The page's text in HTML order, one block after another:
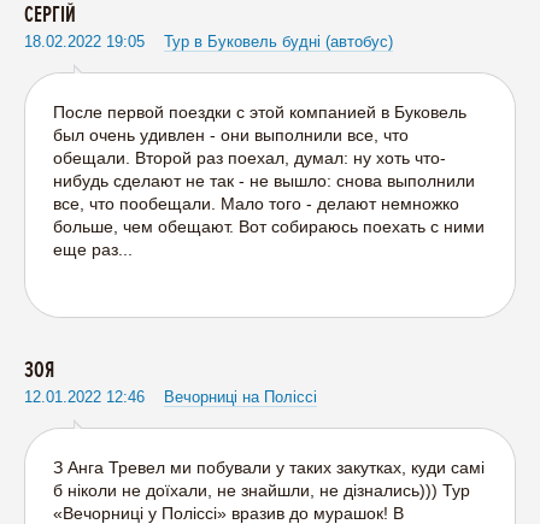
СЕРГІЙ
18.02.2022 19:05 Тур в Буковель будні (автобус)
После первой поездки с этой компанией в Буковель
был очень удивлен - они выполнили все, что
обещали. Второй раз поехал, думал: ну хоть что-
нибудь сделают не так - не вышло: снова выполнили
все, что пообещали. Мало того - делают немножко
больше, чем обещают. Вот собираюсь поехать с ними
еще раз...
ЗОЯ
12.01.2022 12:46 Вечорниці на Поліссі
З Анга Тревел ми побували у таких закутках, куди самі
б ніколи не доїхали, не знайшли, не дізнались))) Тур
«Вечорниці у Поліссі» вразив до мурашок! В